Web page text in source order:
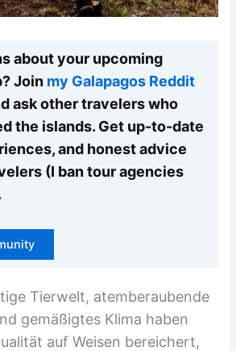
about your upcoming
Join my Galapagos Reddit
ask other travelers who
the islands. Get up-to-date
and honest advice
(I ban tour agencies
Tierwelt, atemberaubende
gemäßigtes Klima haben
auf Weisen bereichert,